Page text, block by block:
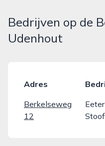
Bedrijven op de
Udenhout
Adres
Berkelseweg
12